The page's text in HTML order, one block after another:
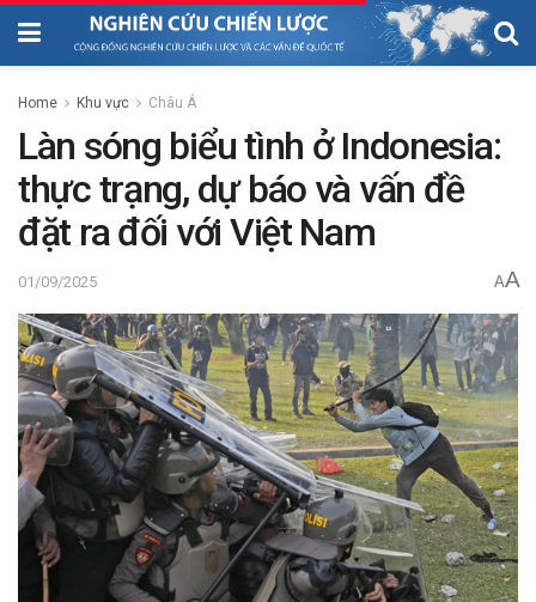
Home Khu vực Châu Á
Làn sóng biểu tình ở Indonesia:
thực trạng, dự báo và vấn đề
đặt ra đối với Việt Nam
01/09/2025 AA